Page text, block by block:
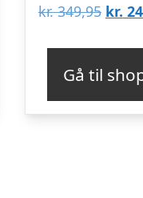
kr.349,95 Den
var:
kr.
kr.
Gå til